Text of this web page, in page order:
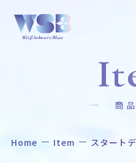
Home
商
Home Item スタート